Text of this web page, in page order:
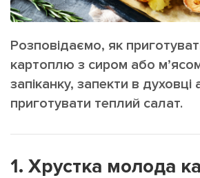
Репортаж
Погляди
Ініціативи
Made in
[email protected] Реклама на
Розповідаємо, як
картоплю з сиром або
запіканку, запекти в духовці
приготувати теплий салат.
1. Хрустка молода